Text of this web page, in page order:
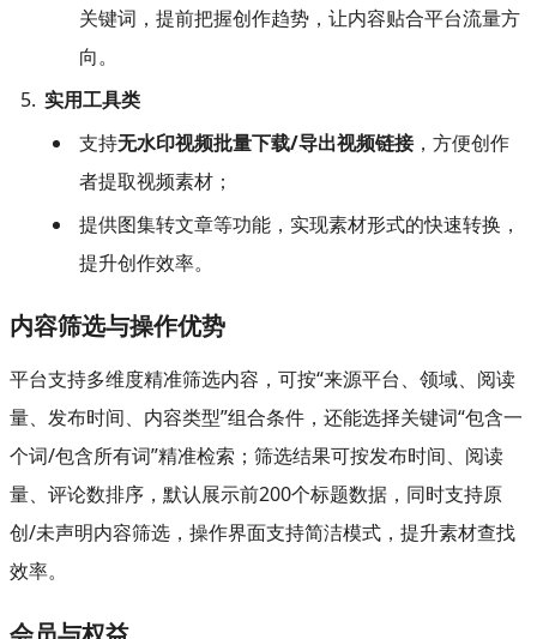
关键词，提前把握创作趋势，让内容贴合平台流量方
向。
实用工具类
支持无水印视频批量下载/导出视频链接，方便创作
者提取视频素材；
提供图集转文章等功能，实现素材形式的快速转换，
提升创作效率。
内容筛选与操作优势
平台支持多维度精准筛选内容，可按“来源平台、领域、阅读
量、发布时间、内容类型”组合条件，还能选择关键词“包含一
个词/包含所有词”精准检索；筛选结果可按发布时间、阅读
量、评论数排序，默认展示前200个标题数据，同时支持原
创/未声明内容筛选，操作界面支持简洁模式，提升素材查找
效率。